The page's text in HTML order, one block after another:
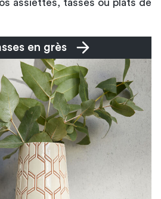
en grès